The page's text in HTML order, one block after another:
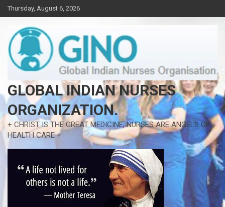
Skip
to
content
Thursday, August 6, 2026
GLOBAL INDIAN NURSES
ORGANIZATION.
+ CHRIST IS THE GREAT MEDICINE, NURSES ARE ANGELS OF
HEALTH CARE +